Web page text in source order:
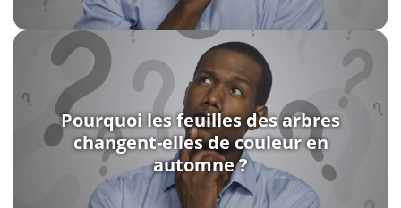
Pourquoi les feuilles des arbres
changent-elles de couleur en
automne ?